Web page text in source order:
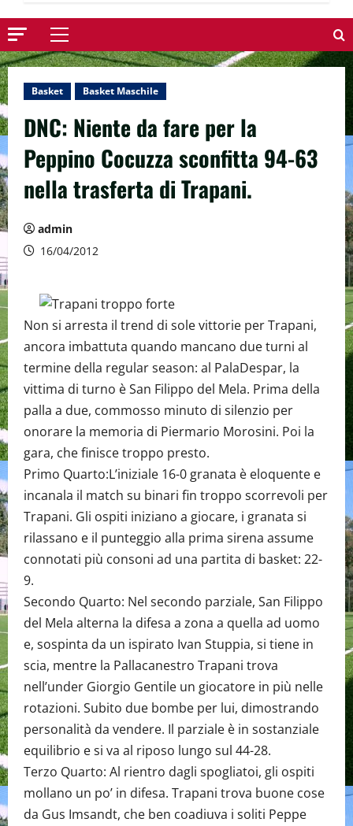
Menu
principale
Basket Basket Maschile
DNC: Niente da fare per la
Peppino Cocuzza sconfitta 94-63
nella trasferta di Trapani.
admin
16/04/2012
Non si arresta il trend di sole vittorie per Trapani,
ancora imbattuta quando mancano due turni al
termine della regular season: al PalaDespar, la
vittima di turno è San Filippo del Mela. Prima della
palla a due, commosso minuto di silenzio per
onorare la memoria di Piermario Morosini. Poi la
gara, che finisce troppo presto.
Primo Quarto:L’iniziale 16-0 granata è eloquente e
incanala il match su binari fin troppo scorrevoli per
Trapani. Gli ospiti iniziano a giocare, i granata si
rilassano e il punteggio alla prima sirena assume
connotati più consoni ad una partita di basket: 22-
9.
Secondo Quarto: Nel secondo parziale, San Filippo
del Mela alterna la difesa a zona a quella ad uomo
e, sospinta da un ispirato Ivan Stuppia, si tiene in
scia, mentre la Pallacanestro Trapani trova
nell’under Giorgio Gentile un giocatore in più nelle
rotazioni. Subito due bombe per lui, dimostrando
personalità da vendere. Il parziale è in sostanziale
equilibrio e si va al riposo lungo sul 44-28.
Terzo Quarto: Al rientro dagli spogliatoi, gli ospiti
mollano un po’ in difesa. Trapani trova buone cose
da Gus Imsandt, che ben coadiuva i soliti Peppe